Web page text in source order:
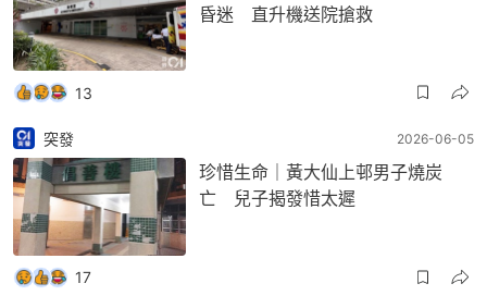
昏迷 直升機送院搶救
13
突發 2026-06-05
珍惜生命｜黃大仙上邨男子燒炭
亡 兒子揭發惜太遲
17